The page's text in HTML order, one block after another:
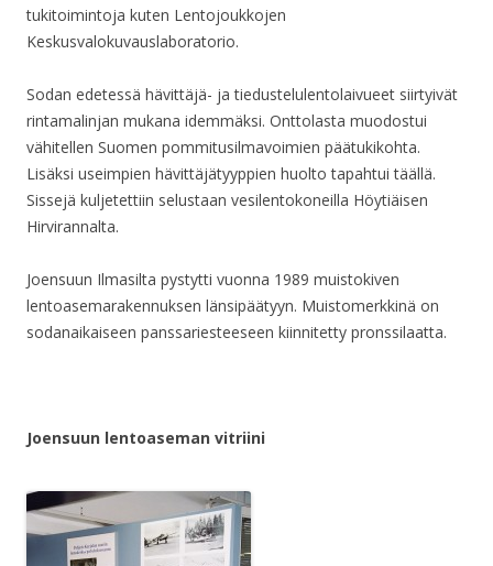
tukitoimintoja kuten Lentojoukkojen
Keskusvalokuvauslaboratorio.
Sodan edetessä hävittäjä- ja tiedustelulentolaivueet siirtyivät
rintamalinjan mukana idemmäksi. Onttolasta muodostui
vähitellen Suomen pommitusilmavoimien päätukikohta.
Lisäksi useimpien hävittäjätyyppien huolto tapahtui täällä.
Sissejä kuljetettiin selustaan vesilentokoneilla Höytiäisen
Hirvirannalta.
Joensuun Ilmasilta pystytti vuonna 1989 muistokiven
lentoasemarakennuksen länsipäätyyn. Muistomerkkinä on
sodanaikaiseen panssariesteeseen kiinnitetty pronssilaatta.
Joensuun lentoaseman vitriini